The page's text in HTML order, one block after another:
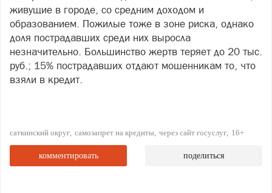
живущие в городе, со средним доходом и
образованием. Пожилые тоже в зоне риска, однако
доля пострадавших среди них выросла
незначительно. Большинство жертв теряет до 20 тыс.
руб.; 15% пострадавших отдают мошенникам то, что
взяли в кредит.
саткинский округ самозапрет на кредиты через сайт госуслуг 16+
комментировать поделиться